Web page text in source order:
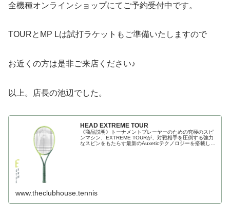
全機種オンラインショップにてご予約受付中です。
TOURとMP Lは試打ラケットもご準備いたしますので
お近くの方は是非ご来店ください♪
以上。店長の池辺でした。
HEAD EXTREME TOUR
《商品説明》トーナメントプレーヤーのための究極のスピ
ンマシン、EXTREME TOURが、対戦相手を圧倒する強力
なスピンをもたらす最新のAuxeticテクノロジーを搭載して
www.theclubhouse.tennis